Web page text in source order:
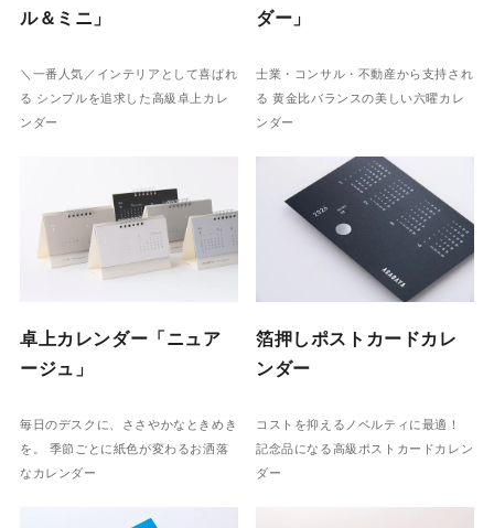
ル＆ミニ」
＼一番人気／インテリアとして喜ばれ
る シンプルを追求した高級卓上カレ
ンダー
ダー」
士業・コンサル・不動産から支持され
る 黄金比バランスの美しい六曜カレ
ンダー
卓上カレンダー「ニュア
ージュ」
毎日のデスクに、ささやかなときめき
を。 季節ごとに紙色が変わるお洒落
なカレンダー
箔押しポストカードカレ
ンダー
コストを抑えるノベルティに最適！
記念品になる高級ポストカードカレン
ダー